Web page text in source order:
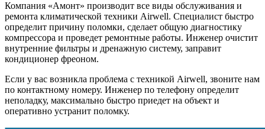
Компания «Амонт» производит все виды обслуживания и
ремонта климатической техники Airwell. Специалист быстро
определит причину поломки, сделает общую диагностику
компрессора и проведет ремонтные работы. Инженер очистит
внутренние фильтры и дренажную систему, заправит
кондиционер фреоном.
Если у вас возникла проблема с техникой Airwell, звоните нам
по контактному номеру. Инженер по телефону определит
неполадку, максимально быстро приедет на объект и
оперативно устранит поломку.